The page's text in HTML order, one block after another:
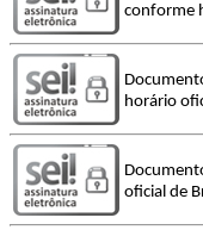
conforme
horário
oficial de